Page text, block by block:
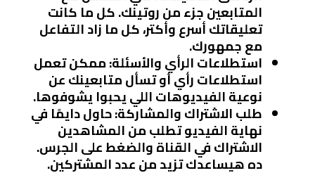
المتابعين جزء من روتينك. كل ما كانت
تعليقاتك أسرع وأكتر، كل ما زاد التفاعل
مع جمهورك.
استطلاعات الرأي والأسئلة: ممكن تعمل
استطلاعات رأي أو تسأل متابعينك عن
نوعية الفيديوهات اللي يحبوا يشوفوها.
طلب الاشتراك والمشاركة: حاول دايمًا في
نهاية الفيديو تطلب من المشاهدين
الاشتراك في القناة والضغط على الجرس.
ده هيساعدك تزيد من عدد المشتركين.